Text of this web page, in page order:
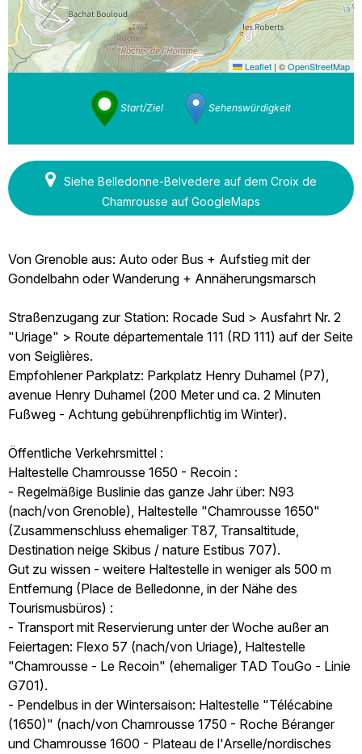
Leaflet | ©OpenStreetMap
Start/Ziel Sehenswürdigkeit
Siehe Belledonne-Belvedere auf dem Croix de
Chamrousse auf GoogleMaps
Von Grenoble aus: Auto oder Bus + Aufstieg mit der
Gondelbahn oder Wanderung + Annäherungsmarsch
Straßenzugang zur Station: Rocade Sud > Ausfahrt Nr. 2
"Uriage" > Route départementale 111 (RD 111) auf der Seite
von Seiglières.
Empfohlener Parkplatz: Parkplatz Henry Duhamel (P7),
avenue Henry Duhamel (200 Meter und ca. 2 Minuten
Fußweg - Achtung gebührenpflichtig im Winter).
Öffentliche Verkehrsmittel :
Haltestelle Chamrousse 1650 - Recoin :
- Regelmäßige Buslinie das ganze Jahr über: N93
(nach/von Grenoble), Haltestelle "Chamrousse 1650"
(Zusammenschluss ehemaliger T87, Transaltitude,
Destination neige Skibus / nature Estibus 707).
Gut zu wissen - weitere Haltestelle in weniger als 500 m
Entfernung (Place de Belledonne, in der Nähe des
Tourismusbüros) :
- Transport mit Reservierung unter der Woche außer an
Feiertagen: Flexo 57 (nach/von Uriage), Haltestelle
"Chamrousse - Le Recoin" (ehemaliger TAD TouGo - Linie
G701).
- Pendelbus in der Wintersaison: Haltestelle "Télécabine
(1650)" (nach/von Chamrousse 1750 - Roche Béranger
und Chamrousse 1600 - Plateau de l'Arselle/nordisches